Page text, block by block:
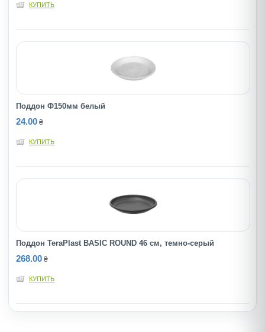
КУПИТЬ
Поддон Ф150мм белый
24.00 ₴
КУПИТЬ
Поддон TeraPlast BASIC ROUND 46 см, темно-серый
268.00 ₴
КУПИТЬ